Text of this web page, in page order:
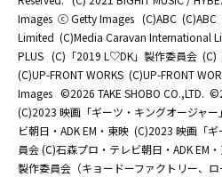
Images ⓒ Getty Images (C)ABC (C)ABC
Limited (C)Media Caravan International
PLUS (C)「2019 L♡DK」製作委員会 (C)
(C)UP-FRONT WORKS (C)UP-FRONT
Images ©2026 TAKE SHOBO CO.,LTD.
(C)2023 映画「ギーツ・キングオージャ
ビ朝日・ADK EM・東映 (C)2023 映画「
員会 (C)石森プロ・テレビ朝日・ADK EM
製作委員会（キョードーファクトリー、ロ